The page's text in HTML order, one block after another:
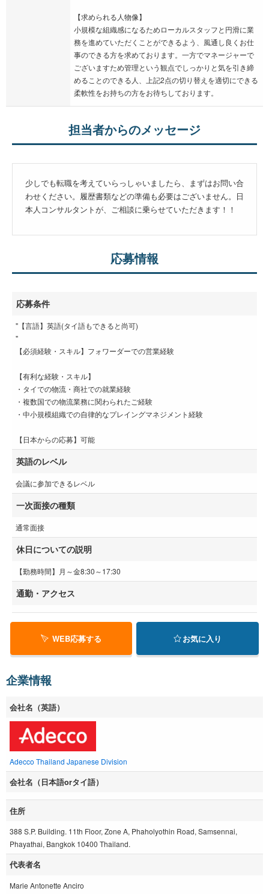
【求められる人物像】
小規模な組織感になるためローカルスタッフと円滑に業
務を進めていただくことができるよう、風通し良くお仕
事のできる方を求めております。一方でマネージャーで
ございますため管理という観点でしっかりと気を引き締
めることのできる人、上記2点の切り替えを適切にできる
柔軟性をお持ちの方をお待ちしております。
担当者からのメッセージ
少しでも転職を考えていらっしゃいましたら、まずはお問い合
わせください。履歴書類などの準備も必要はございません。日
本人コンサルタントが、ご相談に乗らせていただきます！！
応募情報
応募条件
"【言語】英語(タイ語もできると尚可)
"
【必須経験・スキル】フォワーダーでの営業経験
【有利な経験・スキル】
・タイでの物流・商社での就業経験
・複数国での物流業務に関わられたご経験
・中小規模組織での自律的なプレイングマネジメント経験
【日本からの応募】可能
英語のレベル
会議に参加できるレベル
一次面接の種類
通常面接
休日についての説明
【勤務時間】月～金8:30～17:30
通勤・アクセス
WEB応募する お気に入り
企業情報
会社名（英語）
Adecco Thailand Japanese Division
会社名（日本語orタイ語）
住所
388 S.P. Building. 11th Floor, Zone A, Phaholyothin Road, Samsennai,
Phayathai, Bangkok 10400 Thailand.
代表者名
Marie Antonette Anciro